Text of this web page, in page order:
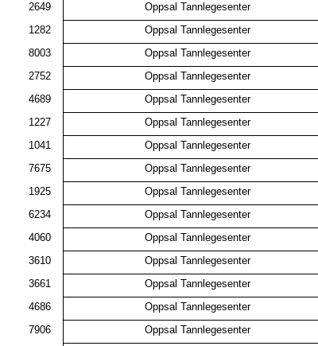
2649
Oppsal Tannlegesenter
1282
Oppsal Tannlegesenter
8003
Oppsal Tannlegesenter
2752
Oppsal Tannlegesenter
4689
Oppsal Tannlegesenter
1227
Oppsal Tannlegesenter
1041
Oppsal Tannlegesenter
7675
Oppsal Tannlegesenter
1925
Oppsal Tannlegesenter
6234
Oppsal Tannlegesenter
4060
Oppsal Tannlegesenter
3610
Oppsal Tannlegesenter
3661
Oppsal Tannlegesenter
4686
Oppsal Tannlegesenter
7906
Oppsal Tannlegesenter